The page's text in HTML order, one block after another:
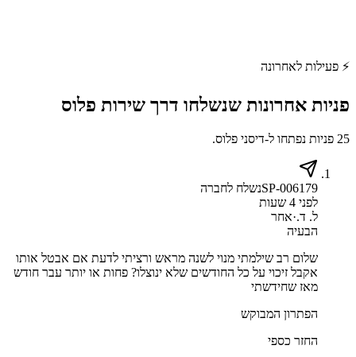
⚡ פעילות לאחרונה
פניות אחרונות שנשלחו דרך שירות פלוס
25 פניות נפתחו ל-דיסני פלוס.
SP-006179נשלח לחברה
לפני 4 שעות
ל. ד.·אחר
הבעיה
שלום רב שילמתי מנוי לשנה מראש ורציתי לדעת אם אבטל אותו
אקבל זיכוי על כל החודשים שלא ינוצלו? פחות או יותר עבר חודש
מאז שחידשתי
הפתרון המבוקש
החזר כספי